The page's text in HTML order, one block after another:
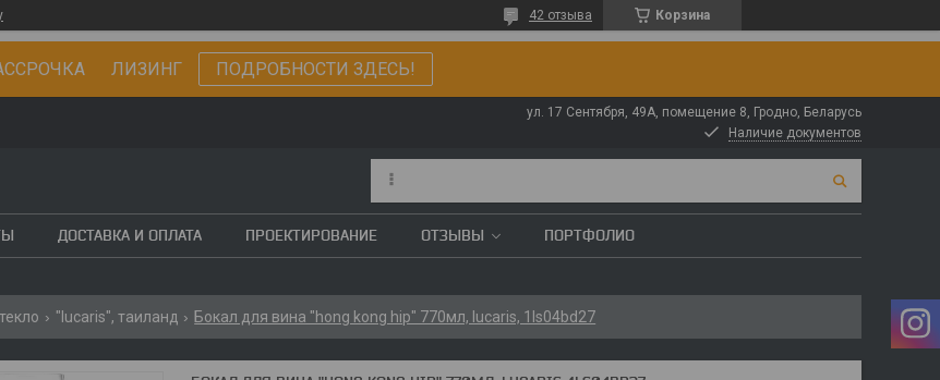
Корзина
42 отзыва
ЛИЗИНГ ПОДРОБНОСТИ ЗДЕСЬ!
ул. 17 Сентября, 49А, помещение 8, Гродно, Беларусь
Наличие документов
ДОСТАВКА И ОПЛАТА ПРОЕКТИРОВАНИЕ ОТЗЫВЫ ПОРТФОЛИО
"lucaris", таиланд Бокал для вина "hong kong hip" 770мл, lucaris, 1ls04bd27